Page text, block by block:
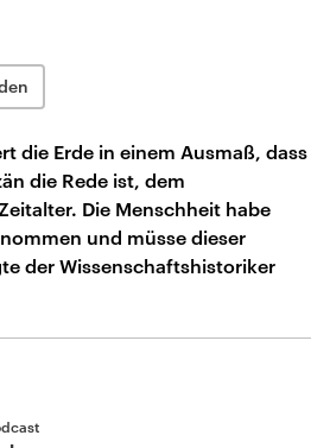
die Erde in einem Ausmaß, dass
die Rede ist, dem
Die Menschheit habe
und müsse dieser
der Wissenschaftshistoriker